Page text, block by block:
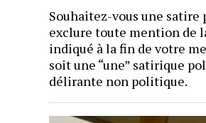
Souhaitez-vous une
exclure toute mention de
indiqué à la fin de votre
soit une “une” satirique
délirante non politique.